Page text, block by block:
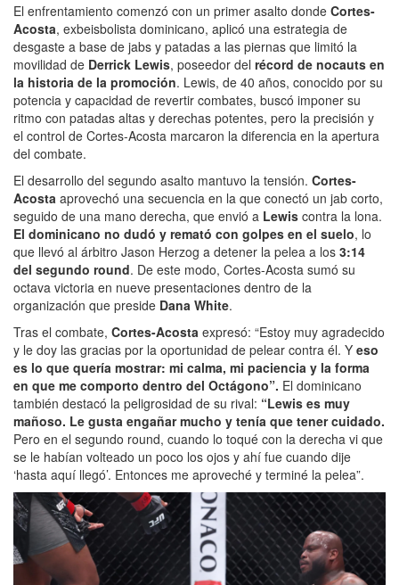
El enfrentamiento comenzó con un primer asalto donde Cortes-
Acosta, exbeisbolista dominicano, aplicó una estrategia de
desgaste a base de jabs y patadas a las piernas que limitó la
movilidad de Derrick Lewis, poseedor del récord de nocauts en
la historia de la promoción. Lewis, de 40 años, conocido por su
potencia y capacidad de revertir combates, buscó imponer su
ritmo con patadas altas y derechas potentes, pero la precisión y
el control de Cortes-Acosta marcaron la diferencia en la apertura
del combate.
El desarrollo del segundo asalto mantuvo la tensión. Cortes-
Acosta aprovechó una secuencia en la que conectó un jab corto,
seguido de una mano derecha, que envió a Lewis contra la lona.
El dominicano no dudó y remató con golpes en el suelo, lo
que llevó al árbitro Jason Herzog a detener la pelea a los 3:14
del segundo round. De este modo, Cortes-Acosta sumó su
octava victoria en nueve presentaciones dentro de la
organización que preside Dana White.
Tras el combate, Cortes-Acosta expresó: “Estoy muy agradecido
y le doy las gracias por la oportunidad de pelear contra él. Y eso
es lo que quería mostrar: mi calma, mi paciencia y la forma
en que me comporto dentro del Octágono”. El dominicano
también destacó la peligrosidad de su rival: “Lewis es muy
mañoso. Le gusta engañar mucho y tenía que tener cuidado.
Pero en el segundo round, cuando lo toqué con la derecha vi que
se le habían volteado un poco los ojos y ahí fue cuando dije
‘hasta aquí llegó’. Entonces me aproveché y terminé la pelea”.